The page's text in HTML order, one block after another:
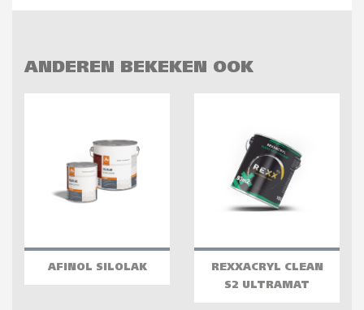
ANDEREN BEKEKEN OOK
AFINOL SILOLAK
REXXACRYL CLEAN
S2 ULTRAMAT